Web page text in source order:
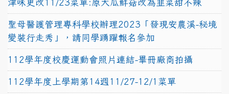
津味更改11/23菜單:原大瓜鮮菇改為韭菜甜不辣
聖母醫護管理專科學校辦理2023「發現安農溪-秘境
變裝行走秀」，請同學踴躍報名參加
112學年度校慶運動會照片連結-畢冊廠商拍攝
112學年度上學期第14週11/27-12/1菜單